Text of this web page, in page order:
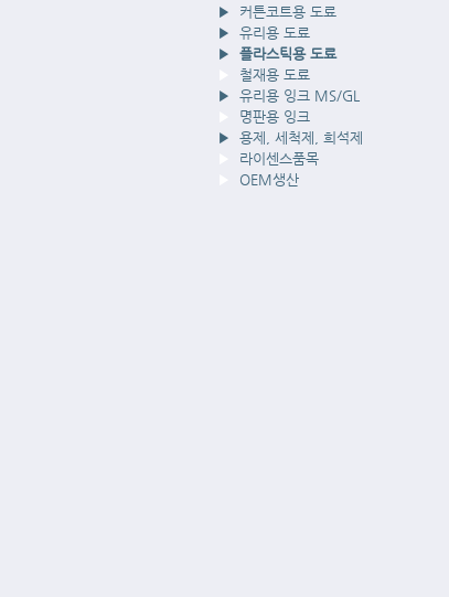
▶ 커튼코트용 도료
▶ 유리용 도료
▶ 플라스틱용 도료
철재용 도료
▶ 유리용 잉크 MS/GL
명판용 잉크
▶ 용제, 세척제, 희석제
라이센스품목
OEM생산